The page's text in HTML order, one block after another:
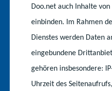
Doo.net auch Inhalte
einbinden. Im Rahmen
Dienstes werden Daten
eingebundene
gehören insbesondere:
Uhrzeit des
Kultusministerkonferenz
Deutscher Bildungsserver
Service